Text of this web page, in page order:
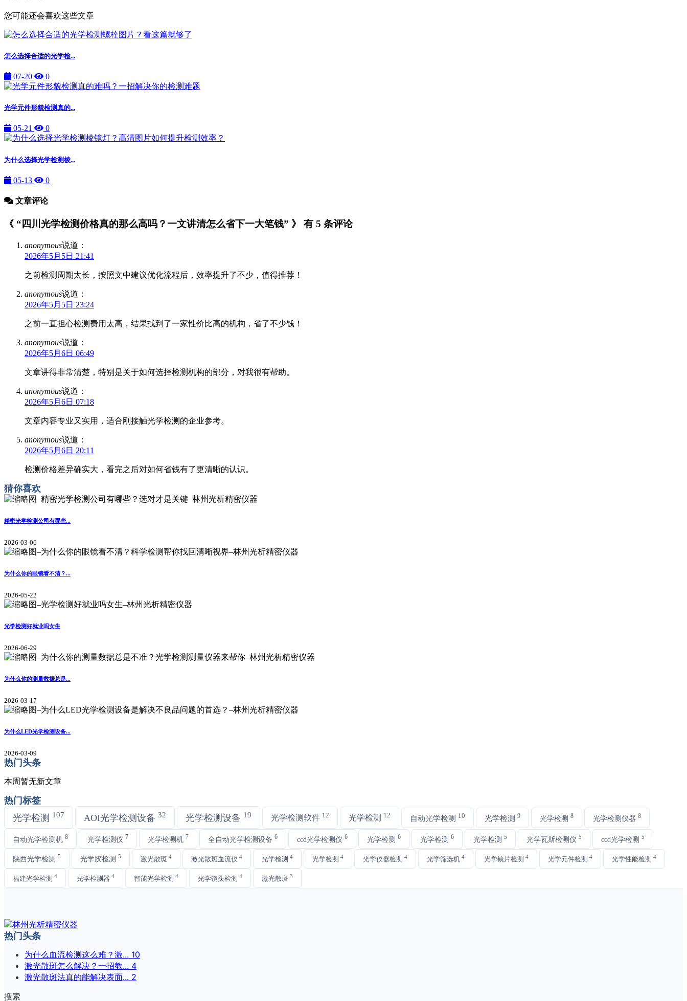
您可能还会喜欢这些文章
怎么选择合适的光学检...
07-20 0
光学元件形貌检测真的...
05-21 0
为什么选择光学检测棱...
05-13 0
文章评论
《 “四川光学检测价格真的那么高吗？一文讲清怎么省下一大笔钱” 》 有 5 条评论
anonymous说道：
2026年5月5日 21:41
之前检测周期太长，按照文中建议优化流程后，效率提升了不少，值得推荐！
anonymous说道：
2026年5月5日 23:24
之前一直担心检测费用太高，结果找到了一家性价比高的机构，省了不少钱！
anonymous说道：
2026年5月6日 06:49
文章讲得非常清楚，特别是关于如何选择检测机构的部分，对我很有帮助。
anonymous说道：
2026年5月6日 07:18
文章内容专业又实用，适合刚接触光学检测的企业参考。
anonymous说道：
2026年5月6日 20:11
检测价格差异确实大，看完之后对如何省钱有了更清晰的认识。
猜你喜欢
精密光学检测公司有哪些...
2026-03-06
为什么你的眼镜看不清？...
2026-05-22
光学检测好就业吗女生
2026-06-29
为什么你的测量数据总是...
2026-03-17
为什么LED光学检测设备...
2026-03-09
热门头条
本周暂无新文章
热门标签
光学检测
107 AOI光学检测设备 32 光学检测设备 19 光学检测软件 12 光学检测 12 自动光学检测 10 光学检测 9 光学检测 8 光学检测仪器 8
自动光学检测机 8 光学检测仪 7 光学检测机 7 全自动光学检测设备 6 ccd光学检测仪 6 光学检测 6 光学检测 6 光学检测 5 光学瓦斯检测仪 5 ccd光学检测 5
陕西光学检测 5 光学胶检测 5 激光散斑 4 激光散斑血流仪 4 光学检测 4 光学检测 4 光学仪器检测 4 光学筛选机 4 光学镜片检测 4 光学元件检测 4 光学性能检测 4
福建光学检测 4 光学检测器 4 智能光学检测 4 光学镜头检测 4 激光散斑 3
热门头条
为什么血流检测这么难？激... 10
激光散斑怎么解决？一招教... 4
激光散斑法真的能解决表面... 2
搜索